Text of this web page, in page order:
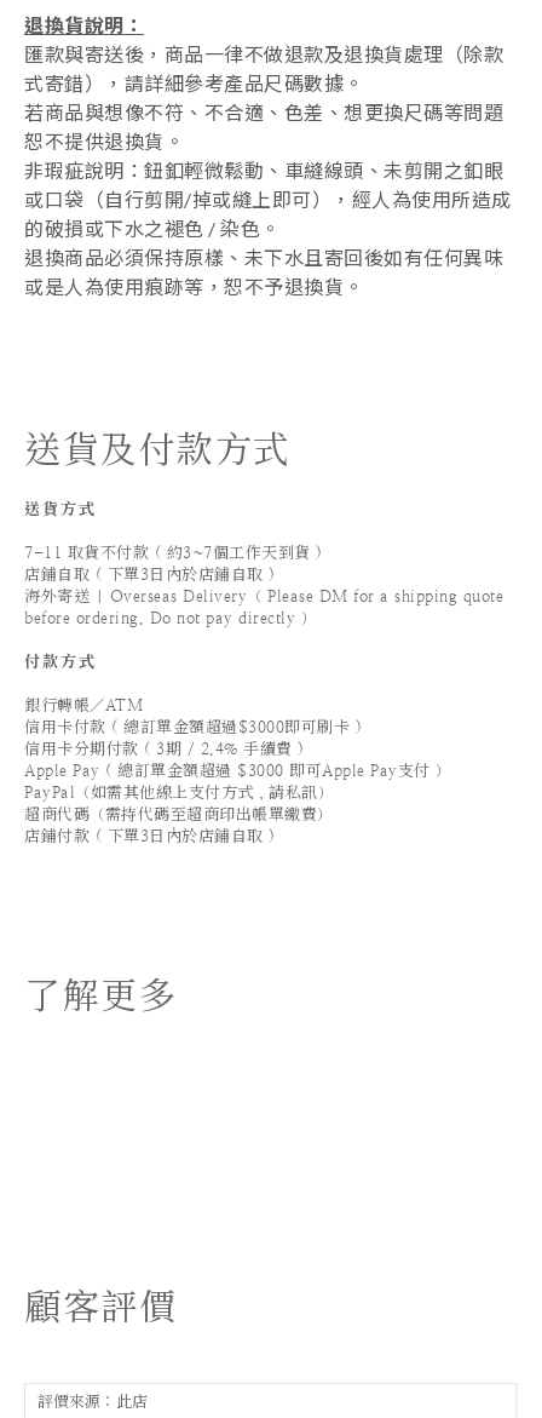
退換貨說明：
匯款與寄送後，商品一律不做退款及退換貨處理（除款
式寄錯）， 請詳細參考產品尺碼數據 。
若商品與想像不符、不合適、色差、想更換尺碼等問題
恕不提供退換貨。
非瑕疵說明：鈕釦輕微鬆動、車縫線頭、未剪開之釦眼
或口袋（自行剪開/掉或縫上即可），經人為使用所造成
的破損或下水之褪色 / 染色。
退換商品必須保持原樣、未下水且 寄回後如有任何異味
或是人為使用痕跡等 ， 恕不予退換貨。
送貨及付款方式
送貨方式
7-11 取貨不付款 ( 約3~7個工作天到貨 )
店鋪自取 ( 下單3日內於店鋪自取 )
海外寄送 | Overseas Delivery（ Please DM for a shipping quote
before ordering. Do not pay directly ）
付款方式
銀行轉帳／ATM
信用卡付款 ( 總訂單金額超過$3000即可刷卡 )
信用卡分期付款 ( 3期 / 2.4% 手續費 )
Apple Pay ( 總訂單金額超過 $3000 即可Apple Pay支付 ）
PayPal（如需其他線上支付方式，請私訊）
超商代碼（需持代碼至超商印出帳單繳費）
店鋪付款 ( 下單3日內於店鋪自取 )
了解更多
顧客評價